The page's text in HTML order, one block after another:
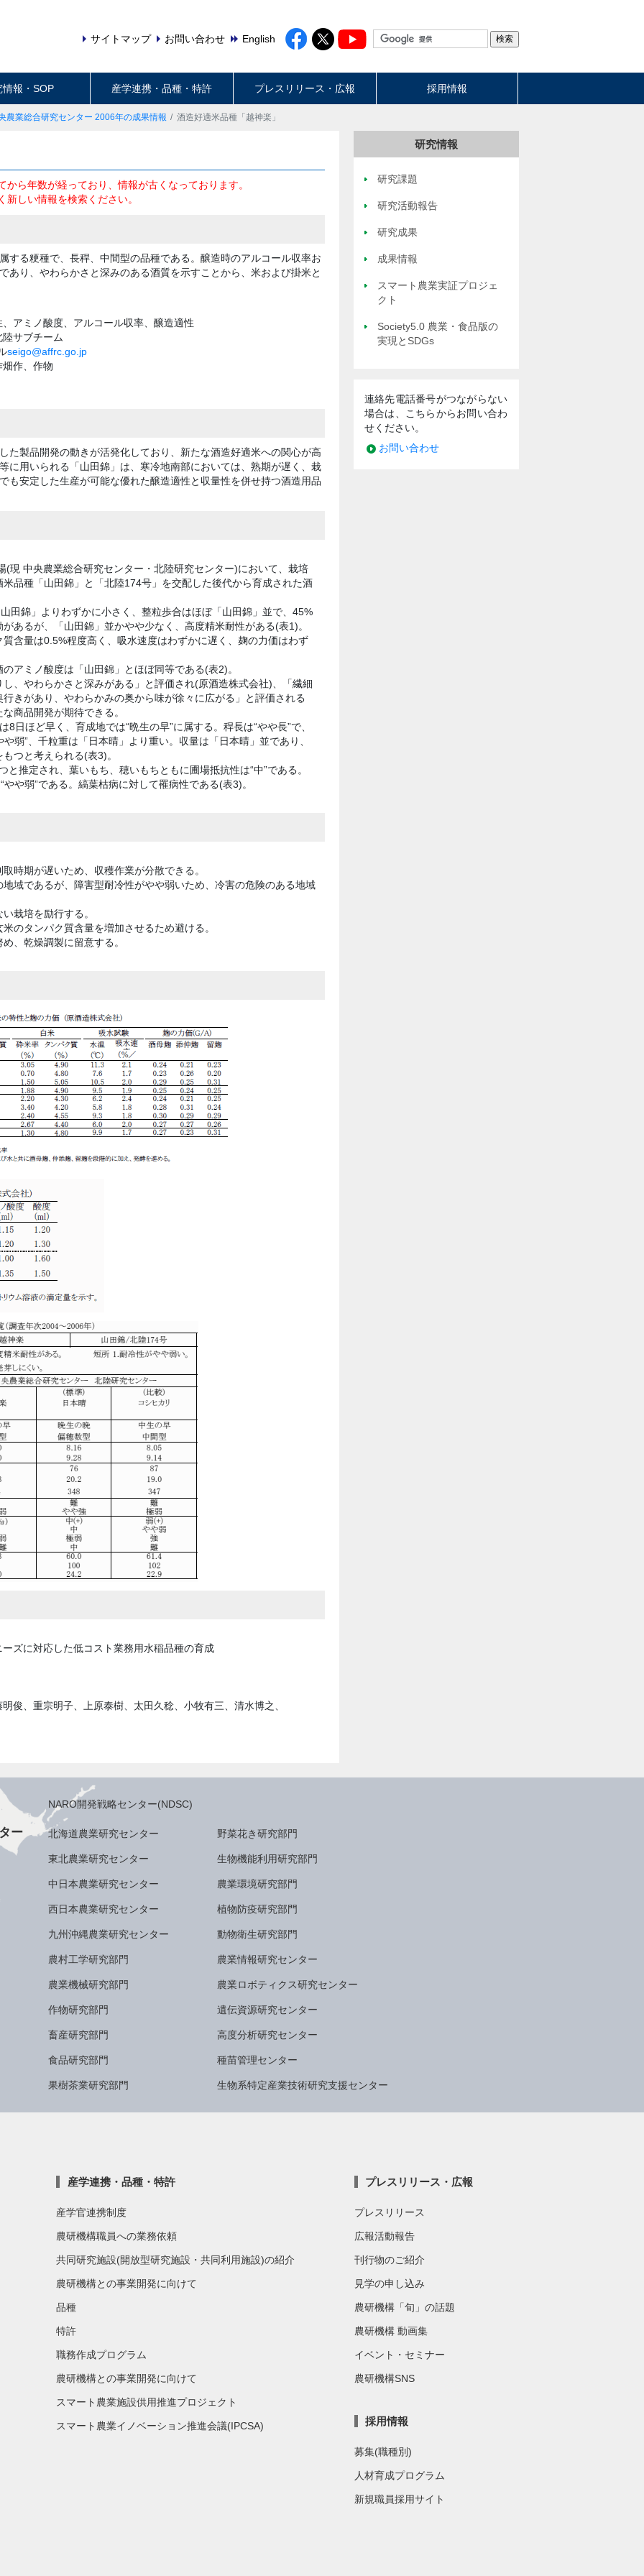
サイトマップ お問い合わせ English
情報・SOP 産学連携・品種・特許 プレスリリース・広報 採用情報
農業総合研究センター 2006年の成果情報 酒造好適米品種「越神楽」
ら年数が経っており、情報が古くなっております。
しい情報を検索ください。
する粳種で、長稈、中間型の品種である。醸造時のアルコール収率お
あり、やわらかさと深みのある酒質を示すことから、米および掛米と
アミノ酸度、アルコール収率、醸造適性
サブチーム
seigo@affrc.go.jp
作、作物
た製品開発の動きが活発化しており、新たな酒造好適米への関心が高
に用いられる「山田錦」は、寒冷地南部においては、熟期が遅く、栽
も安定した生産が可能な優れた醸造適性と収量性を併せ持つ酒造用品
現 中央農業総合研究センター・北陸研究センター)において、栽培
品種「山田錦」と「北陸174号」を交配した後代から育成された酒
田錦」よりわずかに小さく、整粒歩合はほぼ「山田錦」並で、45%
あるが、「山田錦」並かやや少なく、高度精米耐性がある(表1)。
含量は0.5%程度高く、吸水速度はわずかに遅く、麹の力価はわず
アミノ酸度は「山田錦」とほぼ同等である(表2)。
、やわらかさと深みがある」と評価され(原酒造株式会社)、「繊細
きがあり、やわらかみの奥から味が徐々に広がる」と評価される
商品開発が期待できる。
日ほど早く、育成地では“晩生の早”に属する。稈長は“やや長”で、
弱”、千粒重は「日本晴」より重い。収量は「日本晴」並であり、
つと考えられる(表3)。
と推定され、葉いもち、穂いもちともに圃場抵抗性は“中”である。
や弱”である。縞葉枯病に対して罹病性である(表3)。
時期が遅いため、収穫作業が分散できる。
域であるが、障害型耐冷性がやや弱いため、冷害の危険のある地域
栽培を励行する。
のタンパク質含量を増加させるため避ける。
、乾燥調製に留意する。
ズに対応した低コスト業務用水稲品種の育成
俊、重宗明子、上原泰樹、太田久稔、小牧有三、清水博之、
研究情報
研究課題
研究活動報告
研究成果
成果情報
スマート農業実証プロジェ
クト
Society5.0 農業・食品版の
実現とSDGs
連絡先電話番号がつながらない
場合は、こちらからお問い合わ
せください。
お問い合わせ
NARO開発戦略センター(NDSC)
ー 北海道農業研究センター
東北農業研究センター
中日本農業研究センター
西日本農業研究センター
九州沖縄農業研究センター
農村工学研究部門
農業機械研究部門
作物研究部門
畜産研究部門
食品研究部門
果樹茶業研究部門
野菜花き研究部門
生物機能利用研究部門
農業環境研究部門
植物防疫研究部門
動物衛生研究部門
農業情報研究センター
農業ロボティクス研究センター
遺伝資源研究センター
高度分析研究センター
種苗管理センター
生物系特定産業技術研究支援センター
産学連携・品種・特許
産学官連携制度
農研機構職員への業務依頼
共同研究施設(開放型研究施設・共同利用施設)の紹介
農研機構との事業開発に向けて
品種
特許
職務作成プログラム
農研機構との事業開発に向けて
スマート農業施設供用推進プロジェクト
スマート農業イノベーション推進会議(IPCSA)
プレスリリース・広報
プレスリリース
広報活動報告
刊行物のご紹介
見学の申し込み
農研機構「旬」の話題
農研機構 動画集
イベント・セミナー
農研機構SNS
採用情報
募集(職種別)
人材育成プログラム
新規職員採用サイト